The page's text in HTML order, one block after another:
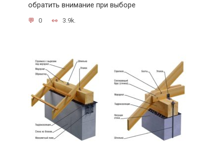
обратить внимание при выборе
0 3.9k.